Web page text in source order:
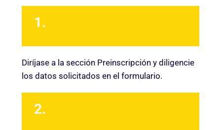
1.
Diríjase a la sección Preinscripción y diligencie
los datos solicitados en el formulario.
2.